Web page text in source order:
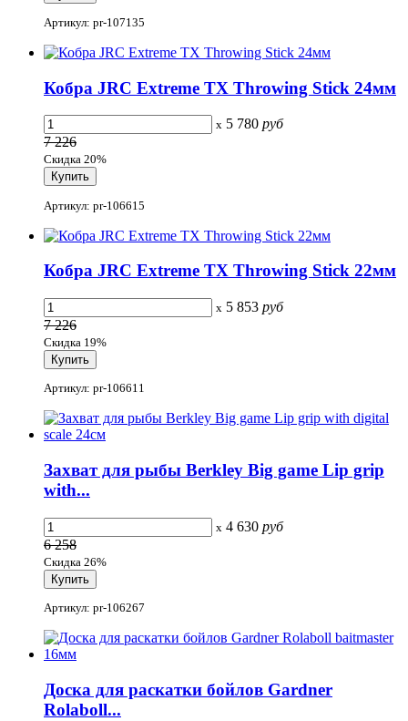
Артикул: pr-107135
Кобра JRC Extreme TX Throwing Stick 24мм
x 5 780 руб
7 226
Скидка 20%
Артикул: pr-106615
Кобра JRC Extreme TX Throwing Stick 22мм
x 5 853 руб
7 226
Скидка 19%
Артикул: pr-106611
Захват для рыбы Berkley Big game Lip grip
with...
x 4 630 руб
6 258
Скидка 26%
Артикул: pr-106267
Доска для раскатки бойлов Gardner
Rolaboll...